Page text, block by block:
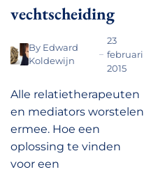
vechtscheiding
By Edward
Koldewijn
23
februari
2015
Alle relatietherapeuten
en mediators worstelen
ermee. Hoe een
oplossing te vinden
voor een